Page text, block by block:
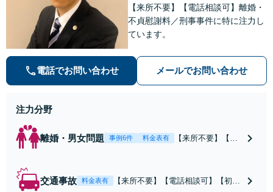
【来所不要】【電話相談可】離婚・
不貞慰謝料／刑事事件に特に注力し
ています。
電話でお問い合わせ メールでお問い合わせ
注力分野
離婚・男女問題 事例6件 料金表有
【来所不要】【電
争点を整理し、見
交通事故 料金表有
【来所不要】【電話相談可】【初回